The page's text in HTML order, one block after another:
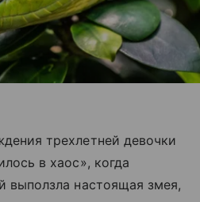
трехлетней девочки
в хаос», когда
выползла настоящая змея,